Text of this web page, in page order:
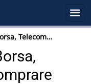
Telecom…